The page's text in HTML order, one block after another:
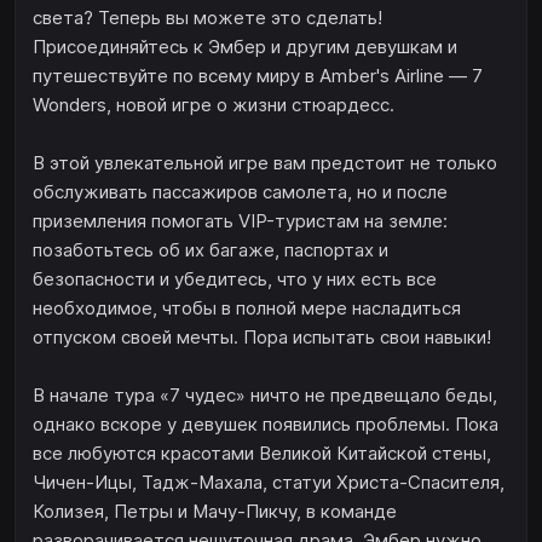
света? Теперь вы можете это сделать!
Присоединяйтесь к Эмбер и другим девушкам и
путешествуйте по всему миру в Amber's Airline — 7
Wonders, новой игре о жизни стюардесс.
В этой увлекательной игре вам предстоит не только
обслуживать пассажиров самолета, но и после
приземления помогать VIP-туристам на земле:
позаботьтесь об их багаже, паспортах и
безопасности и убедитесь, что у них есть все
необходимое, чтобы в полной мере насладиться
отпуском своей мечты. Пора испытать свои навыки!
В начале тура «7 чудес» ничто не предвещало беды,
однако вскоре у девушек появились проблемы. Пока
все любуются красотами Великой Китайской стены,
Чичен-Ицы, Тадж-Махала, статуи Христа-Спасителя,
Колизея, Петры и Мачу-Пикчу, в команде